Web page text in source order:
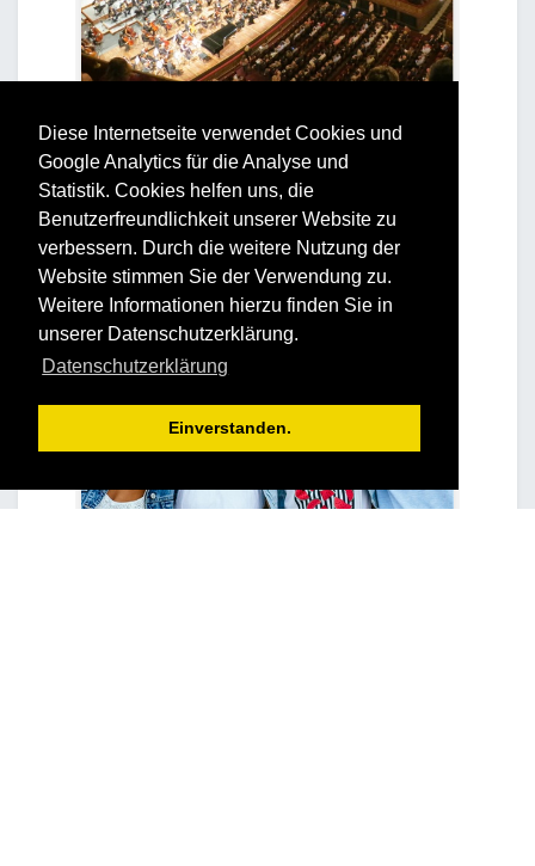
Diese Internetseite verwendet Cookies und
Google Analytics für die Analyse und
Statistik. Cookies helfen uns, die
Benutzerfreundlichkeit unserer Website zu
verbessern. Durch die weitere Nutzung der
Website stimmen Sie der Verwendung zu.
Weitere Informationen hierzu finden Sie in
unserer Datenschutzerklärung.
Datenschutzerklärung
Einverstanden.